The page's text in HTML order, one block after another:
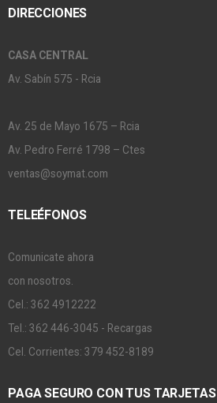
DIRECCIONES
CASA CENTRAL
Av. Sabín 575 - Rcia
Av. 25 de Mayo 1675 – Rcia
Av. Pedro Ferré 1798 – Ctes
ventas@soymat.com
TELEÉFONOS
Comunicate ahora
con nosotros.
Cel.: 362 4912222
Tel.: 362 446-3045 - Recargas
Cel. Corrientes: 379 452-8189
PAGA SEGURO CON TUS TARJETAS